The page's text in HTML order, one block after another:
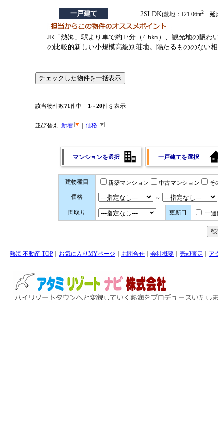
一戸建て 2SLDK(敷地：121.06m2延床
JR「熱海」駅より車で約17分（4.6㎞）、観光地の賑
の比較的新しい小規模高級別荘地。隔たるもののない
該当物件数71件中 1～20件を表示
並び替え 新着 価格
マンションを選択 一戸建てを選択
建物種目 新築マンション 中古マンション そ
価格 ～
間取り 更新日 一週
熱海 不動産 TOP お気に入りMYページ お問合せ 会社概要 売却査定 ア